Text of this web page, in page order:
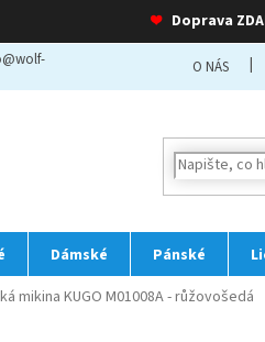
❤ Doprava
O NÁS
Dámské Pánské
mikina KUGO M01008A - růžovošedá